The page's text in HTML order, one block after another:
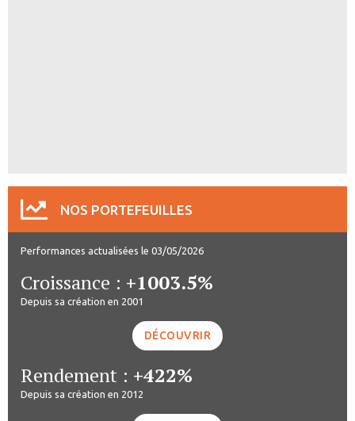
NOS PORTEFEUILLES
Performances actualisées le 03/05/2026
Croissance : +1003.5%
Depuis sa création en 2001
DÉCOUVRIR
Rendement : +422%
Depuis sa création en 2012